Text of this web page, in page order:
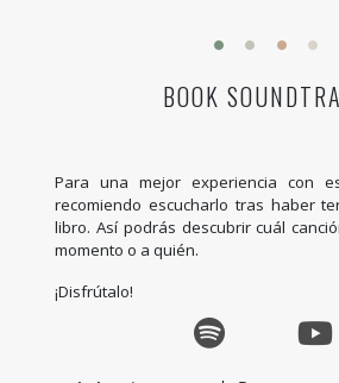
BOOK
Para una mejor experiencia con
recomiendo escucharlo tras haber
libro. Así podrás descubrir cuál
momento o a quién.
¡Disfrútalo!